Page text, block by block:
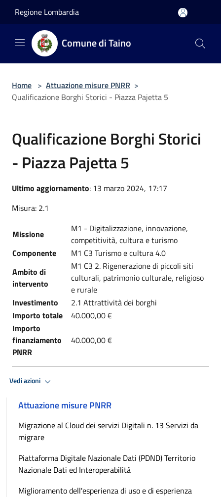
Regione Lombardia
Comune di Taino
Home > Attuazione misure PNRR >
Qualificazione Borghi Storici - Piazza Pajetta 5
Qualificazione Borghi Storici
- Piazza Pajetta 5
Ultimo aggiornamento: 13 marzo 2024, 17:17
Misura: 2.1
Missione
M1 - Digitalizzazione, innovazione,
competitività, cultura e turismo
Componente
M1 C3 Turismo e cultura 4.0
Ambito di
intervento
M1 C3 2. Rigenerazione di piccoli siti
culturali, patrimonio culturale, religioso
e rurale
Investimento
2.1 Attrattività dei borghi
Importo totale
40.000,00 €
Importo
finanziamento
PNRR
40.000,00 €
Vedi azioni
Attuazione misure PNRR
Migrazione al Cloud dei servizi Digitali n. 13 Servizi da
migrare
Piattaforma Digitale Nazionale Dati (PDND) Territorio
Nazionale Dati ed Interoperabilità
Miglioramento dell'esperienza di uso e di esperienza